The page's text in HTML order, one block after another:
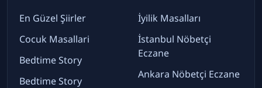
En Güzel Şiirler
Cocuk Masallari
Bedtime Story
Bedtime Story
İyilik Masalları
İstanbul Nöbetçi
Eczane
Ankara Nöbetçi Eczane